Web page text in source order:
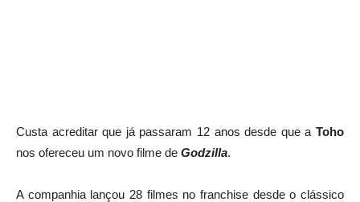
Custa acreditar que já passaram 12 anos desde que a Toho
nos ofereceu um novo filme de Godzilla.
A companhia lançou 28 filmes no franchise desde o clássico